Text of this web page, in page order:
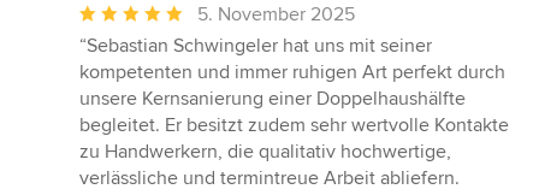
Durchschnittliche
Bewertung:
5
von
5
Sternen
5. November 2025
“Sebastian Schwingeler hat uns mit seiner
kompetenten und immer ruhigen Art perfekt durch
unsere Kernsanierung einer Doppelhaushälfte
begleitet. Er besitzt zudem sehr wertvolle Kontakte
zu Handwerkern, die qualitativ hochwertige,
verlässliche und termintreue Arbeit abliefern.